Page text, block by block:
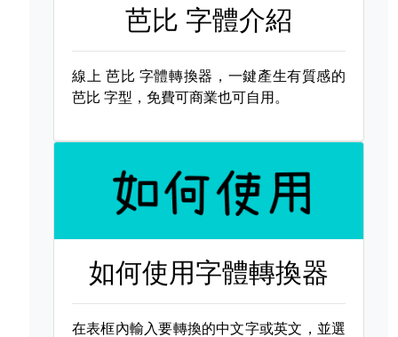
芭比 字體介紹
線上 芭比 字體轉換器，一鍵產生有質感的
芭比 字型，免費可商業也可自用。
如何使用字體轉換器
在表框內輸入要轉換的中文字或英文，並選